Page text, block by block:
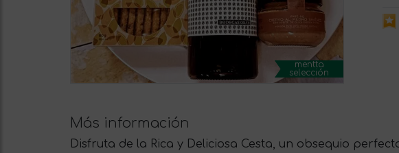
mentta
selección
Más información
Disfruta de la Rica y Deliciosa Cesta, un obsequio